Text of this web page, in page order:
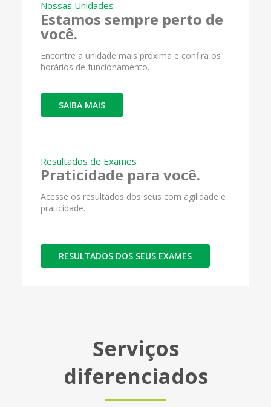
Nossas Unidades
Estamos sempre perto de
você.
Encontre a unidade mais próxima e confira os
horários de funcionamento.
SAIBA MAIS
Resultados de Exames
Praticidade para você.
Acesse os resultados dos seus com agilidade e
praticidade.
RESULTADOS DOS SEUS EXAMES
Serviços
diferenciados